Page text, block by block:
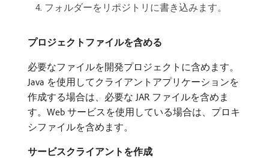
フォルダーをリポジトリに書き込みます。
プロジェクトファイルを含める
必要なファイルを開発プロジェクトに含めます。
Java を使用してクライアントアプリケーションを
作成する場合は、必要な JAR ファイルを含めま
す。Web サービスを使用している場合は、プロキ
シファイルを含めます。
サービスクライアントを作成